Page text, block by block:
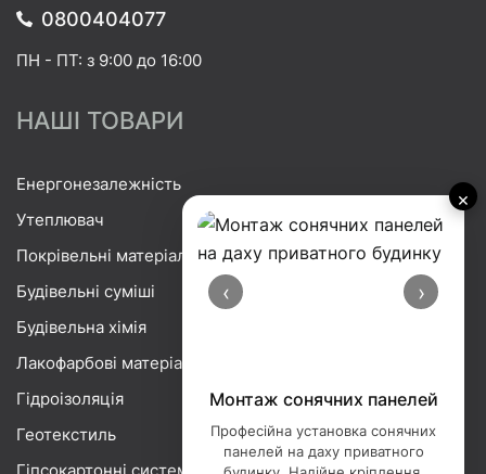
×
‹ ›
Монтаж сонячних панелей
Професійна установка сонячних
панелей на даху приватного
0800404077
ПН - ПТ: з 9:00 до 16:00
НАШІ ТОВАРИ
Енергонезалежність
Утеплювач
Покрівельні матеріали
Будівельні суміші
Будівельна хімія
Лакофарбові матеріали
Гідроізоляція
Геотекстиль